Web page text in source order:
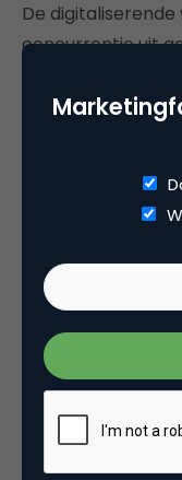
De
concurrentie uit
platformenstrijd
onmisbare
Succesvolle
producenten
bezorgingen) als
Grote
Thuisbezorgd en
hun ontwikkeling
gemaakt voor